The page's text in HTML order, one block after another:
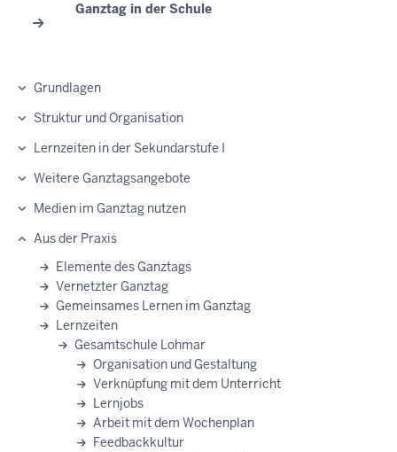
Ganztag in der Schule
Grundlagen
Struktur und Organisation
Lernzeiten in der Sekundarstufe I
Weitere Ganztagsangebote
Medien im Ganztag nutzen
Aus der Praxis
Elemente des Ganztags
Vernetzter Ganztag
Gemeinsames Lernen im Ganztag
Lernzeiten
Gesamtschule Lohmar
Organisation und Gestaltung
Verknüpfung mit dem Unterricht
Lernjobs
Arbeit mit dem Wochenplan
Feedbackkultur